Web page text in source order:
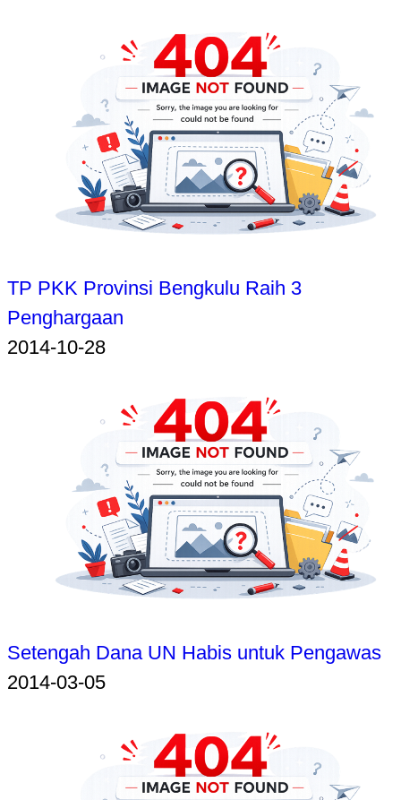
TP PKK Provinsi Bengkulu Raih 3
Penghargaan
2014-10-28
Setengah Dana UN Habis untuk Pengawas
2014-03-05